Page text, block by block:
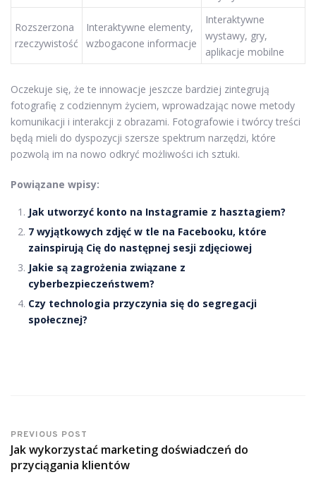
Rozszerzona
rzeczywistość
Interaktywne elementy,
wzbogacone informacje
Interaktywne
wystawy, gry,
aplikacje mobilne
Oczekuje się, że te innowacje jeszcze bardziej zintegrują
fotografię z codziennym życiem, wprowadzając nowe metody
komunikacji i interakcji z obrazami. Fotografowie i twórcy treści
będą mieli do dyspozycji szersze spektrum narzędzi, które
pozwolą im na nowo odkryć możliwości ich sztuki.
Powiązane wpisy:
Jak utworzyć konto na Instagramie z hasztagiem?
7 wyjątkowych zdjęć w tle na Facebooku, które
zainspirują Cię do następnej sesji zdjęciowej
Jakie są zagrożenia związane z
cyberbezpieczeństwem?
Czy technologia przyczynia się do segregacji
społecznej?
PREVIOUS POST
Jak wykorzystać marketing doświadczeń do
przyciągania klientów